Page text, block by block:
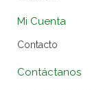
Mi Cuenta
Contacto
Contáctanos